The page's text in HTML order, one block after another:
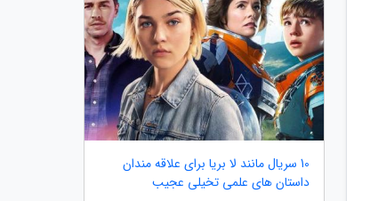
10 سریال مانند لا بریا برای علاقه مندان
داستان های علمی تخیلی عجیب